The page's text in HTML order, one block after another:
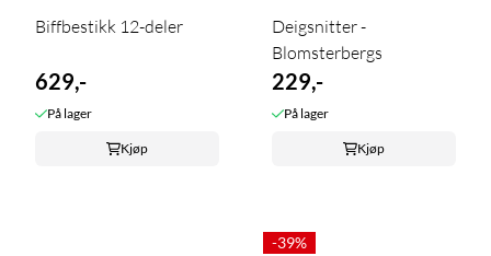
Biffbestikk 12-deler
629,-
På lager
Kjøp
Deigsnitter -
Blomsterbergs
229,-
På lager
Kjøp
-39%